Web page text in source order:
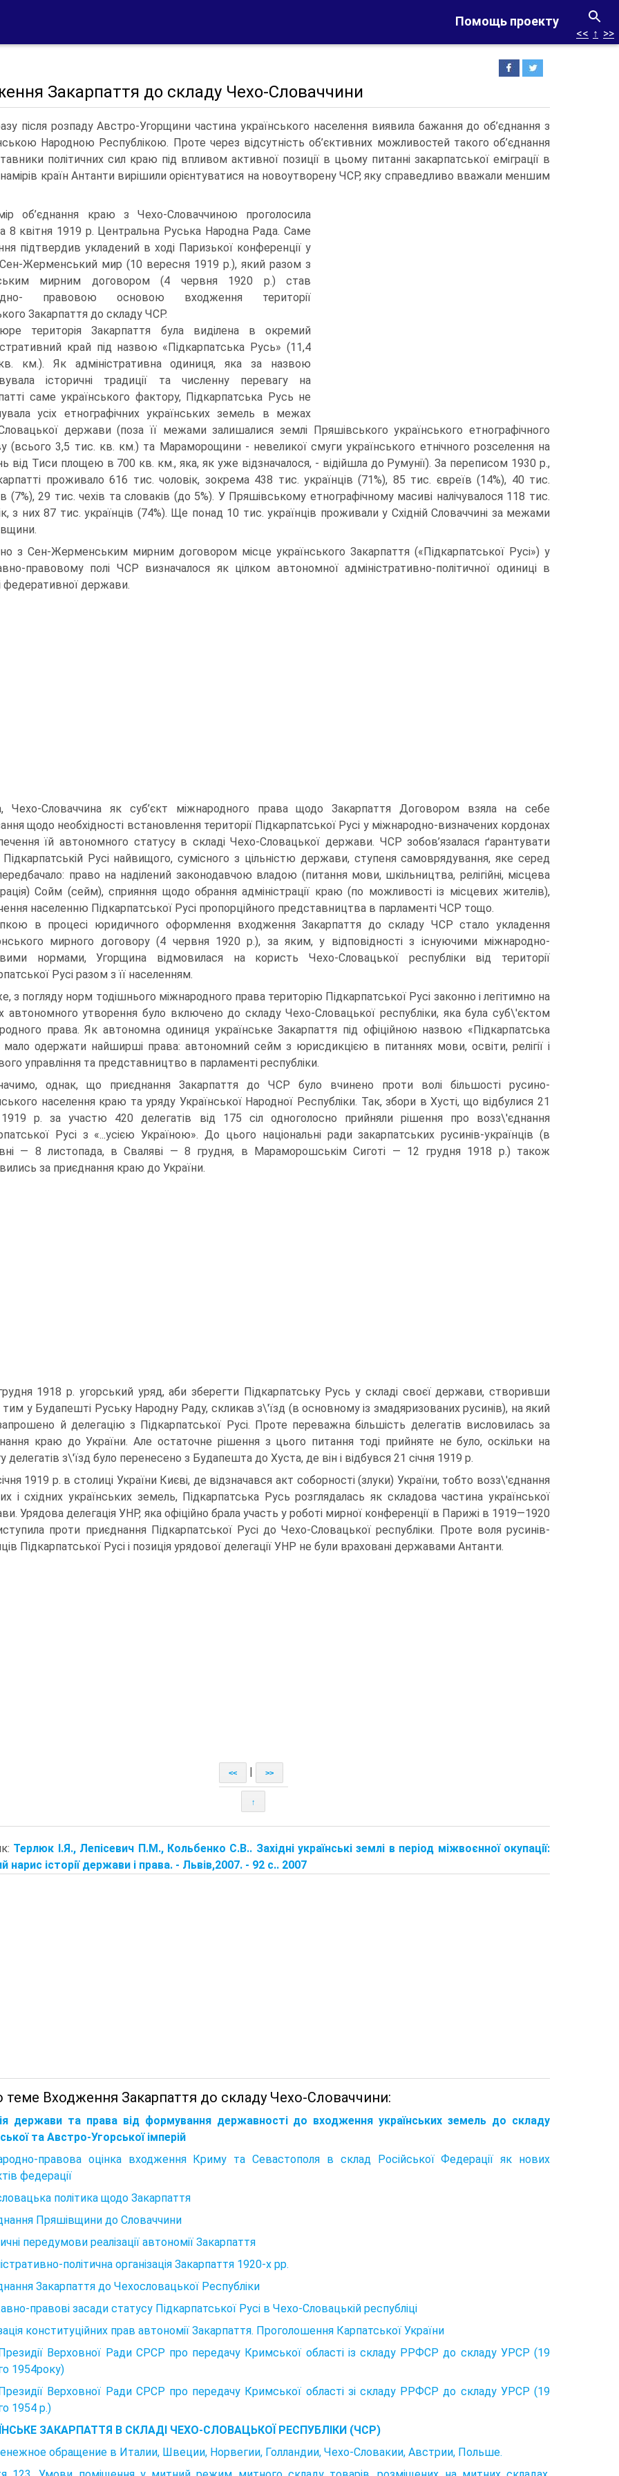
Помощь проекту
<< ↑ >>
Закарпаття до складу Чехо-Словаччини
після розпаду Австро-Угорщини частина українського населення виявила бажання до об’єднання з
Народною Республікою. Проте через відсутність об’єктивних можливостей такого об’єднання
політичних сил краю під впливом активної позиції в цьому питанні закарпатської еміграції в
країн Антанти вирішили орієнтуватися на новоутворену ЧСР, яку справедливо вважали меншим
об’єднання краю з Чехо-Словаччиною проголосила
8 квітня 1919 р. Центральна Руська Народна Рада. Саме
підтвердив укладений в ході Паризької конференції у
Сен-Жерменський мир (10 вересня 1919 р.), який разом з
мирним договором (4 червня 1920 р.) став
правовою основою входження території
Закарпаття до складу ЧСР.
територія Закарпаття була виділена в окремий
край під назвою «Підкарпатська Русь» (11,4
км.). Як адміністративна одиниця, яка за назвою
історичні традиції та численну перевагу на
саме українського фактору, Підкарпатська Русь не
усіх етнографічних українських земель в межах
держави (поза її межами залишалися землі Пряшівського українського етнографічного
(всього 3,5 тис. кв. км.) та Мараморощини - невеликої смуги українського етнічного розселення на
від Тиси площею в 700 кв. км., яка, як уже відзначалося, - відійшла до Румунії). За переписом 1930 р.,
проживало 616 тис. чоловік, зокрема 438 тис. українців (71%), 85 тис. євреїв (14%), 40 тис.
(7%), 29 тис. чехів та словаків (до 5%). У Пряшівському етнографічному масиві налічувалося 118 тис.
з них 87 тис. українців (74%). Ще понад 10 тис. українців проживали у Східній Словаччині за межами
з Сен-Жерменським мирним договором місце українського Закарпаття («Підкарпатської Русі») у
правовому полі ЧСР визначалося як цілком автономної адміністративно-політичної одиниці в
федеративної держави.
Чехо-Словаччина як суб’єкт міжнародного права щодо Закарпаття Договором взяла на себе
щодо необхідності встановлення території Підкарпатської Русі у міжнародно-визначених кордонах
їй автономного статусу в складі Чехо-Словацької держави. ЧСР зобов’язалася ґарантувати
Підкарпатській Русі найвищого, сумісного з цільністю держави, ступеня самоврядування, яке серед
право на наділений законодавчою владою (питання мови, шкільництва, релігійні, місцева
Сойм (сейм), сприяння щодо обрання адміністрації краю (по можливості із місцевих жителів),
населенню Підкарпатської Русі пропорційного представництва в парламенті ЧСР тощо.
в процесі юридичного оформлення входження Закарпаття до складу ЧСР стало укладення
мирного договору (4 червня 1920 р.), за яким, у відповідності з існуючими міжнародно-
нормами, Угорщина відмовилася на користь Чехо-Словацької республіки від території
Русі разом з її населенням.
з погляду норм тодішнього міжнародного права територію Підкарпатської Русі законно і легітимно на
автономного утворення було включено до складу Чехо-Словацької республіки, яка була суб\'єктом
права. Як автономна одиниця українське Закарпаття під офіційною назвою «Підкарпатська
мало одержати найширші права: автономний сейм з юрисдикцією в питаннях мови, освіти, релігії і
управління та представництво в парламенті республіки.
однак, що приєднання Закарпаття до ЧСР було вчинено проти волі більшості русино-
населення краю та уряду Української Народної Республіки. Так, збори в Хусті, що відбулися 21
1919 р. за участю 420 делегатів від 175 сіл одноголосно прийняли рішення про возз\'єднання
Русі з «...усією Україною». До цього національні ради закарпатських русинів-українців (в
— 8 листопада, в Сваляві — 8 грудня, в Мараморошськім Сиготі — 12 грудня 1918 р.) також
за приєднання краю до України.
1918 р. угорський уряд, аби зберегти Підкарпатську Русь у складі своєї держави, створивши
у Будапешті Руську Народну Раду, скликав з\'їзд (в основному із змадяризованих русинів), на який
й делегацію з Підкарпатської Русі. Проте переважна більшість делегатів висловилась за
краю до України. Але остаточне рішення з цього питання тоді прийняте не було, оскільки на
делегатів з\'їзд було перенесено з Будапешта до Хуста, де він і відбувся 21 січня 1919 р.
1919 р. в столиці України Києві, де відзначався акт соборності (злуки) України, тобто возз\'єднання
і східних українських земель, Підкарпатська Русь розглядалась як складова частина української
Урядова делегація УНР, яка офіційно брала участь у роботі мирної конференції в Парижі в 1919—1920
проти приєднання Підкарпатської Русі до Чехо-Словацької республіки. Проте воля русинів-
Підкарпатської Русі і позиція урядової делегації УНР не були враховані державами Антанти.
<< >>
↑
Терлюк І.Я., Лепісевич П.М., Кольбенко С.В.. Західні українські землі в період міжвоєнної окупації:
нарис історії держави і права. - Львів,2007. - 92 с.. 2007
теме Входження Закарпаття до складу Чехо-Словаччини:
держави та права від формування державності до входження українських земель до складу
та Австро-Угорської імперій
правова оцінка входження Криму та Севастопо­ля в склад Російської Федерації як нових
федерації
політика щодо Закарпаття
Пряшівщини до Словаччини
передумови реалізації автономії Закарпаття
політична організація Закарпаття 1920-х рр.
Закарпаття до Чехословацької Республіки
правові засади статусу Підкарпатської Русі в Чехо-Словацькій республіці
конституційних прав автономії Закарпаття. Проголошення Карпатської України
Верховної Ради СРСР про передачу Кримської області із складу РРФСР до складу УРСР (19
1954року)
Верховної Ради СРСР про передачу Кримської області зі складу РРФСР до складу УРСР (19
1954 р.)
ЗАКАРПАТТЯ В СКЛАДІ ЧЕХО-СЛОВАЦЬКОЇ РЕСПУБЛІКИ (ЧСР)
обращение в Италии, Швеции, Норвегии, Голландии, Чехо-Словакии, Австрии, Польше.